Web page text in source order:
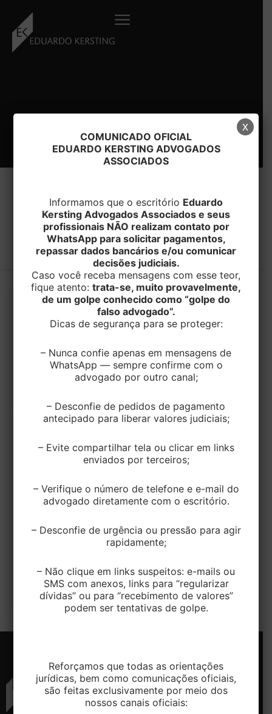
conteúdo
#proprietarios
Herdeiros coproprietários respondem
solidariamente por dívida condominial,
14 de março de 2024
permanecendo o regime de copropriedade sobre
um imóvel após a partilha, em […]
COMUNICADO OFICIAL
EDUARDO KERSTING ADVOGADOS
ASSOCIADOS
Informamos que o escritório Eduardo
Kersting Advogados Associados e seus
profissionais NÃO realizam contato por
WhatsApp para solicitar pagamentos,
repassar dados bancários e/ou comunicar
decisões judiciais.
Caso você receba mensagens com esse teor,
fique atento: trata-se, muito provavelmente,
de um golpe conhecido como “golpe do
falso advogado”.
Dicas de segurança para se proteger:
– Nunca confie apenas em mensagens de
WhatsApp — sempre confirme com o
advogado por outro canal;
– Desconfie de pedidos de pagamento
antecipado para liberar valores judiciais;
– Evite compartilhar tela ou clicar em links
enviados por terceiros;
– Verifique o número de telefone e e-mail do
advogado diretamente com o escritório.
– Desconfie de urgência ou pressão para agir
rapidamente;
– Não clique em links suspeitos: e-mails ou
SMS com anexos, links para “regularizar
dívidas” ou para “recebimento de valores”
podem ser tentativas de golpe.
Reforçamos que todas as orientações
jurídicas, bem como comunicações oficiais,
são feitas exclusivamente por meio dos
nossos canais oficiais:
x